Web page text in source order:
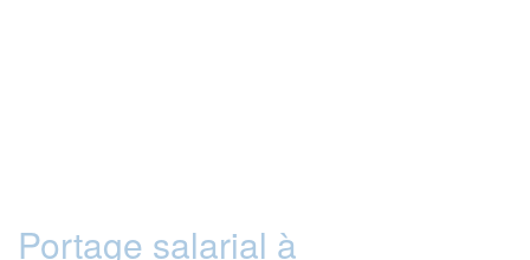
Portage salarial à